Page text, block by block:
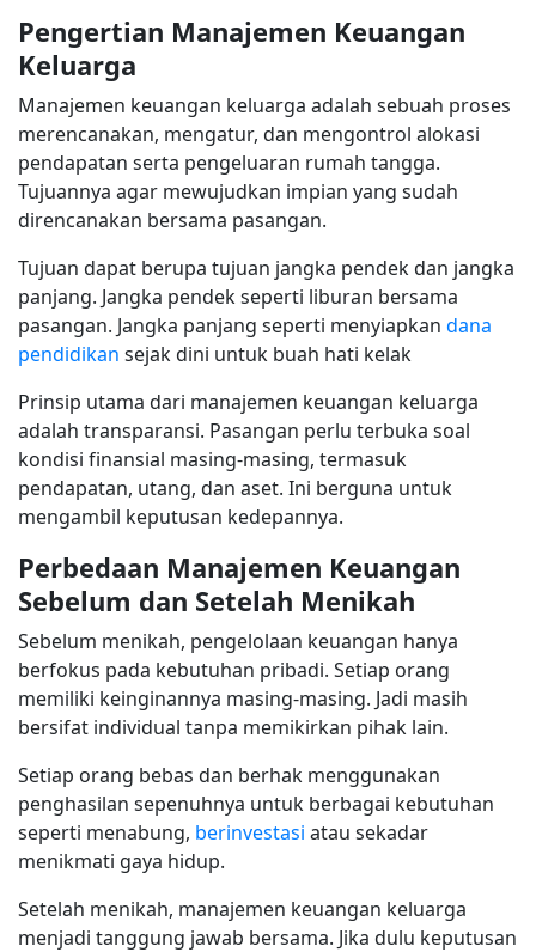
Pengertian Manajemen Keuangan
Keluarga
Manajemen keuangan keluarga adalah sebuah proses
merencanakan, mengatur, dan mengontrol alokasi
pendapatan serta pengeluaran rumah tangga.
Tujuannya agar mewujudkan impian yang sudah
direncanakan bersama pasangan.
Tujuan dapat berupa tujuan jangka pendek dan jangka
panjang. Jangka pendek seperti liburan bersama
pasangan. Jangka panjang seperti menyiapkan dana
pendidikan sejak dini untuk buah hati kelak
Prinsip utama dari manajemen keuangan keluarga
adalah transparansi. Pasangan perlu terbuka soal
kondisi finansial masing-masing, termasuk
pendapatan, utang, dan aset. Ini berguna untuk
mengambil keputusan kedepannya.
Perbedaan Manajemen Keuangan
Sebelum dan Setelah Menikah
Sebelum menikah, pengelolaan keuangan hanya
berfokus pada kebutuhan pribadi. Setiap orang
memiliki keinginannya masing-masing. Jadi masih
bersifat individual tanpa memikirkan pihak lain.
Setiap orang bebas dan berhak menggunakan
penghasilan sepenuhnya untuk berbagai kebutuhan
seperti menabung, berinvestasi atau sekadar
menikmati gaya hidup.
Setelah menikah, manajemen keuangan keluarga
menjadi tanggung jawab bersama. Jika dulu keputusan